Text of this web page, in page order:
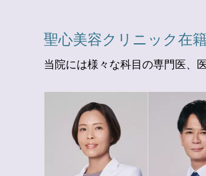
聖心美容クリニック在
当院には様々な科目の専門医、